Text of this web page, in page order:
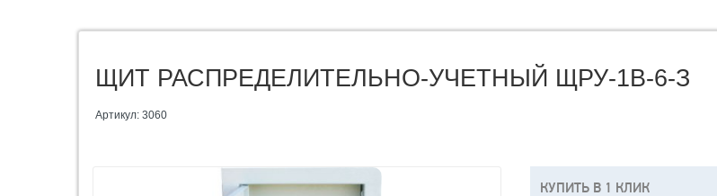
ЩИТ РАСПРЕДЕЛИТЕЛЬНО-УЧЕТНЫЙ ЩРУ-1В-6-З
Артикул: 3060
КУПИТЬ В 1 КЛИК